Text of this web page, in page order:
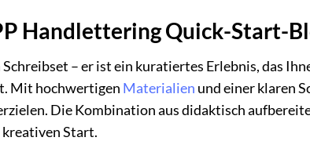
Handlettering Quick-Start-
– er ist ein kuratiertes Erlebnis, das
Mit hochwertigen Materialien und einer klaren
Die Kombination aus didaktisch
Start.